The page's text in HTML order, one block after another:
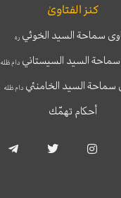
كنز الفتاوىٰ
سماحة السيد الخوئيره
سماحة السيد السيستانيدام ظله
سماحة السيد الخامنئي دام ظله
أحكام تهمّك
s
i
l